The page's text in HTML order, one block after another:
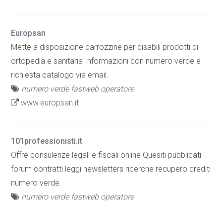
Europsan
Mette a disposizione carrozzine per disabili prodotti di
ortopedia e sanitaria Informazioni con numero verde e
richiesta catalogo via email.
numero verde fastweb operatore
www.europsan.it
101professionisti.it
Offre consulenze legali e fiscali online Quesiti pubblicati
forum contratti leggi newsletters ricerche recupero crediti
numero verde.
numero verde fastweb operatore